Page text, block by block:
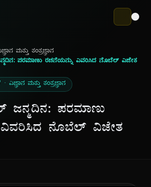
ಮತ್ತು ತಂತ್ರಜ್ಞಾನ
ಪರಮಾಣು ರಚನೆಯನ್ನು ವಿವರಿಸಿದ ನೊಬೆಲ್ ವಿಜೇತ
ವಿಜ್ಞಾನ ಮತ್ತು ತಂತ್ರಜ್ಞಾನ
ಜನ್ಮದಿನ: ಪರಮಾಣು
ವಿವರಿಸಿದ ನೊಬೆಲ್ ವಿಜೇತ